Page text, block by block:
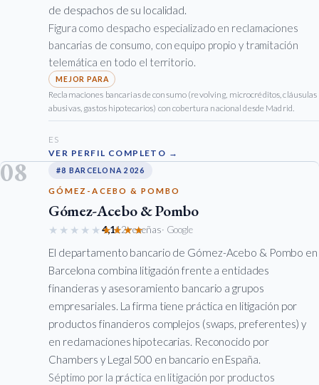
de despachos de su localidad.
Figura como despacho especializado en reclamaciones
bancarias de consumo, con equipo propio y tramitación
telemática en todo el territorio.
Reclamaciones bancarias de consumo (revolving, microcréditos, cláusulas
abusivas, gastos hipotecarios) con cobertura nacional desde Madrid.
ES
VER PERFIL COMPLETO →
08 #8 BARCELONA 2026
GÓMEZ-ACEBO & POMBO
Gómez-Acebo & Pombo
★★★★★★★★★★
4,112 reseñas· Google
El departamento bancario de Gómez-Acebo & Pombo en
Barcelona combina litigación frente a entidades
financieras y asesoramiento bancario a grupos
empresariales. La firma tiene práctica en litigación por
productos financieros complejos (swaps, preferentes) y
en reclamaciones hipotecarias. Reconocido por
Chambers y Legal 500 en bancario en España.
Séptimo por la práctica en litigación por productos